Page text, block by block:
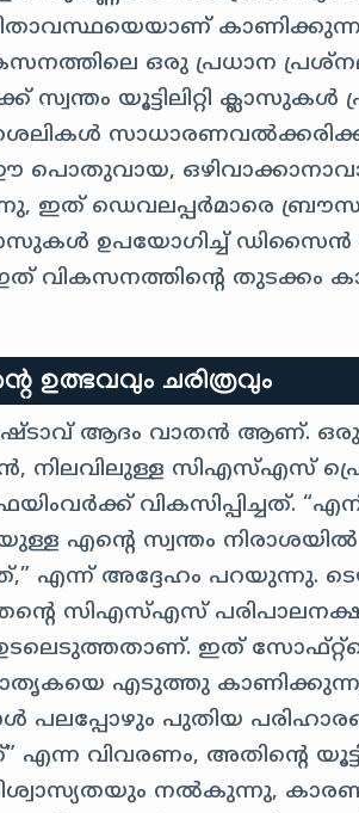
ഒരു പ്രധാന
സ്വന്തം യൂട്ടിലിറ്റി
പൊതുവായ,
ഇത് ഡെവലപ്പർമാരെ
ഉപയോഗിച്ച്
വികസനത്തിന്റെ തുടക്കം
ചരിത്രവും
ആദം വാതൻ ആണ്. ഒരു
നിലവിലുള്ള സി‌എസ്‌എസ്
വികസിപ്പിച്ചത്.
എന്റെ സ്വന്തം നിരാശയിൽ
എന്ന് അദ്ദേഹം പറയുന്നു.
സി‌എസ്‌എസ്
ഉടലെടുത്തതാണ്. ഇത്
എടുത്തു കാണിക്കുന്നു:
പലപ്പോഴും പുതിയ
വിവരണം, അതിന്റെ
നൽകുന്നു,